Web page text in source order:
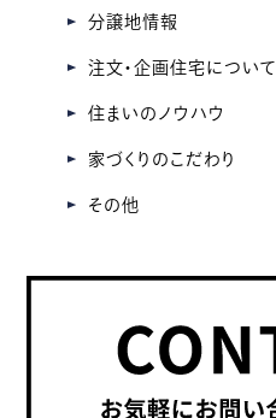
分譲地情報
注文・企画住宅について
住まいのノウハウ
家づくりのこだわり
その他